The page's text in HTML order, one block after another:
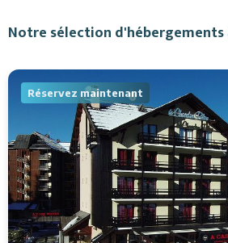
Notre sélection d'hébergements
Réservez maintenant